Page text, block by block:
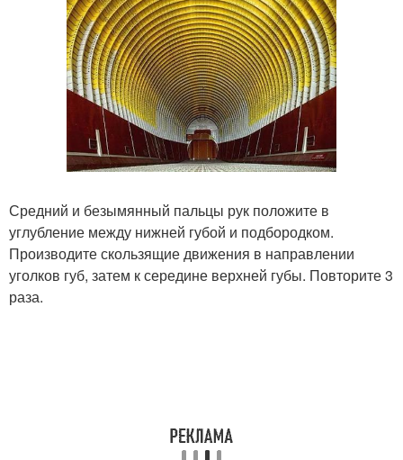
Средний и безымянный пальцы рук положите в
углубление между нижней губой и подбородком.
Производите скользящие движения в направлении
уголков губ, затем к середине верхней губы. Повторите 3
раза.